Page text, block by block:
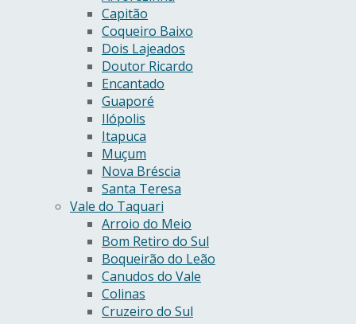
Capitão
Coqueiro Baixo
Dois Lajeados
Doutor Ricardo
Encantado
Guaporé
Ilópolis
Itapuca
Muçum
Nova Bréscia
Santa Teresa
Vale do Taquari
Arroio do Meio
Bom Retiro do Sul
Boqueirão do Leão
Canudos do Vale
Colinas
Cruzeiro do Sul